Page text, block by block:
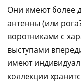
Они имеют более
антенны (или
воротниками с
выступами
имеют
коллекции